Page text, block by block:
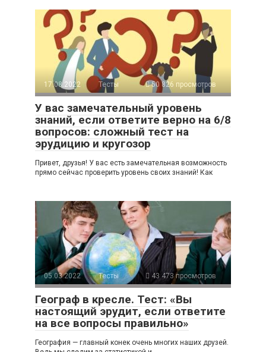
17.08.2022 Тесты 50 826 просмотров
У вас замечательный уровень
знаний, если ответите верно на 6/8
вопросов: сложный тест на
эрудицию и кругозор
Привет, друзья! У вас есть замечательная возможность
прямо сейчас проверить уровень своих знаний! Как
05.03.2022 Тесты 43 473 просмотров
Географ в кресле. Тест: «Вы
настоящий эрудит, если ответите
на все вопросы правильно»
География — главный конек очень многих наших друзей.